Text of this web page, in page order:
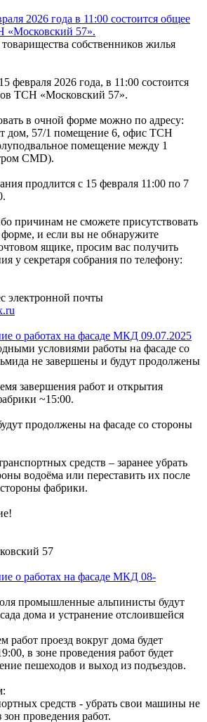
2026 года в 11:00 состоится общее
«Московский 57».
собственников жилья
февраля 2026 года, в 11:00 состоится
ТСН «Московский 57».
в очной форме можно по адресу:
дом, 57/1 помещение 6, офис ТСН
помещение между 1
СMD).
продлится с 15 февраля 11:00 по 7
причинам не сможете присутствовать
и если вы не обнаружите
ящике, просим вас получить
у секретаря собрания по телефону:
электронной почты
о работах на фасаде МКД 09.07.2025
условиями работы на фасаде со
не завершены и будут продолжены
завершения работ и открытия
~15:00.
продолжены на фасаде со стороны
средств – заранее убрать
водоёма или переставить их после
фабрики.
57
о работах на фасаде МКД 08-
промышленные альпинисты будут
дома и устранение отслоившейся
работ проезд вокруг дома будет
в зоне проведения работ будет
пешеходов и выход из подъездов.
средств - убрать свои машины не
проведения работ.